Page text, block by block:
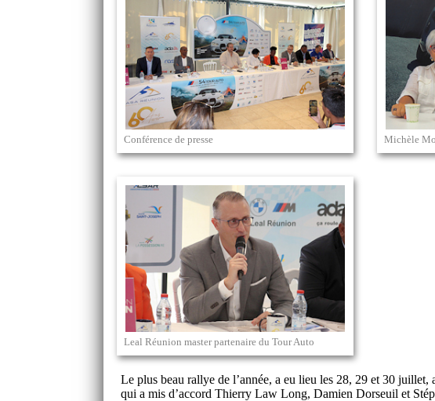
Conférence de presse Michèle
Leal Réunion master partenaire du Tour Auto
Le plus beau rallye de l’année, a eu lieu les 28, 29 et 30 juillet,
qui a mis d’accord Thierry Law Long, Damien Dorseuil et